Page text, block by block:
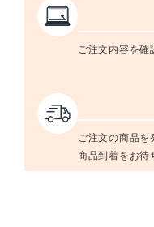
ご注文内容を確
ご注文の商品を
商品到着をお待